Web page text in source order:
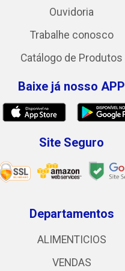
Ouvidoria
Trabalhe conosco
Catálogo de Produtos
Baixe já nosso APP
Site Seguro
Departamentos
ALIMENTICIOS
VENDAS